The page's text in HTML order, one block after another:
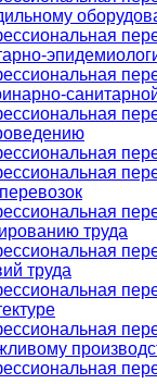
труда
труда